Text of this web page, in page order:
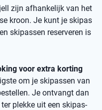
zijn afhankelijk van het
kroon. Je kunt je skipas
skipassen reserveren is
voor extra korting
om je skipassen van
Je ontvangt dan
plekke uit een skipas-